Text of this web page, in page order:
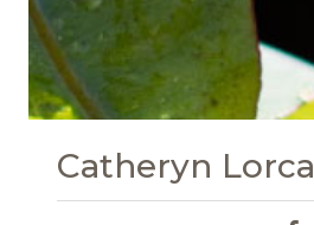
Catheryn Lorca